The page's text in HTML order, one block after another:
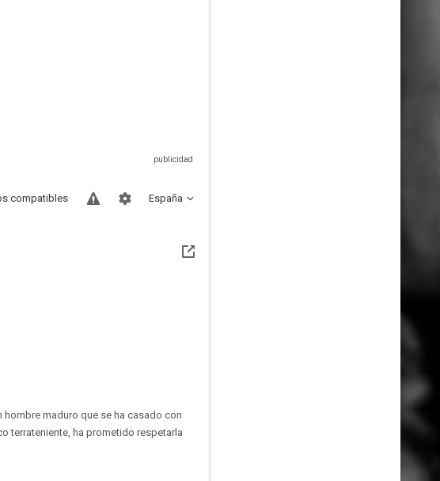
España
compatibles
maduro que se ha casado con
terrateniente, ha prometido respetarla